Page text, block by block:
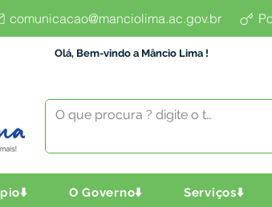
comunicacao@manciolima.ac.gov.br
Olá, Bem-vindo a Mâncio Lima !
O Governo⬇️ Serviços⬇️